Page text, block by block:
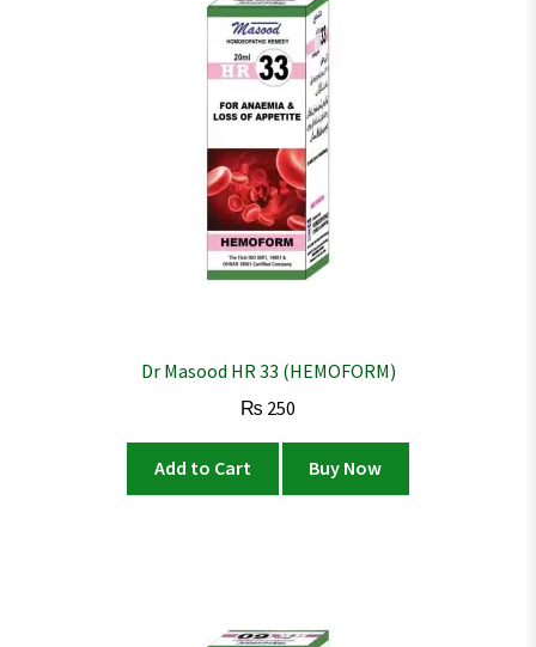
Dr Masood HR 33 (HEMOFORM)
₨ 250
Add to Cart Buy Now